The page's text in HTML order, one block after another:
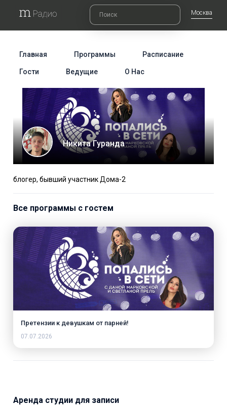
Москва
Главная Программы Расписание
Гости Ведущие О Нас
Никита Гуранда
блогер, бывший участник Дома-2
Все программы с гостем
Претензии к девушкам от парней!
07.07.2026
Аренда студии для записи